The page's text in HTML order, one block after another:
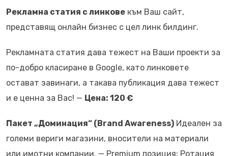
Рекламна статия с линкове към Ваш сайт,
представящ онлайн бизнес с цел линк билдинг.
Рекламната статия дава тежест на Ваши проекти за
по-добро класиране в Google, като линковете
остават завинаги, а такава публикация дава тежест
и е ценна за Вас! — Цена: 120 €
Пакет „Доминация“ (Brand Awareness) Идеален за
големи вериги магазини, вносители на материали
или имотни компании. — Premium позиция: Ротация